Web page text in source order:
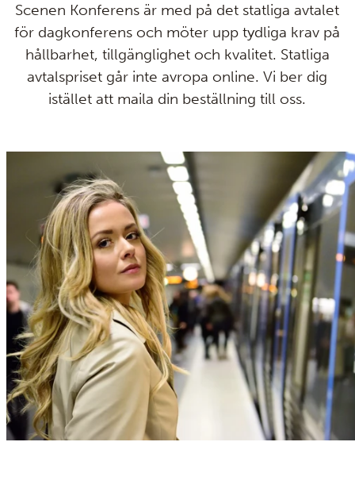
Scenen Konferens är med på det statliga avtalet
för dagkonferens och möter upp tydliga krav på
hållbarhet, tillgänglighet och kvalitet. Statliga
avtalspriset går inte avropa online. Vi ber dig
istället att maila din beställning till oss.